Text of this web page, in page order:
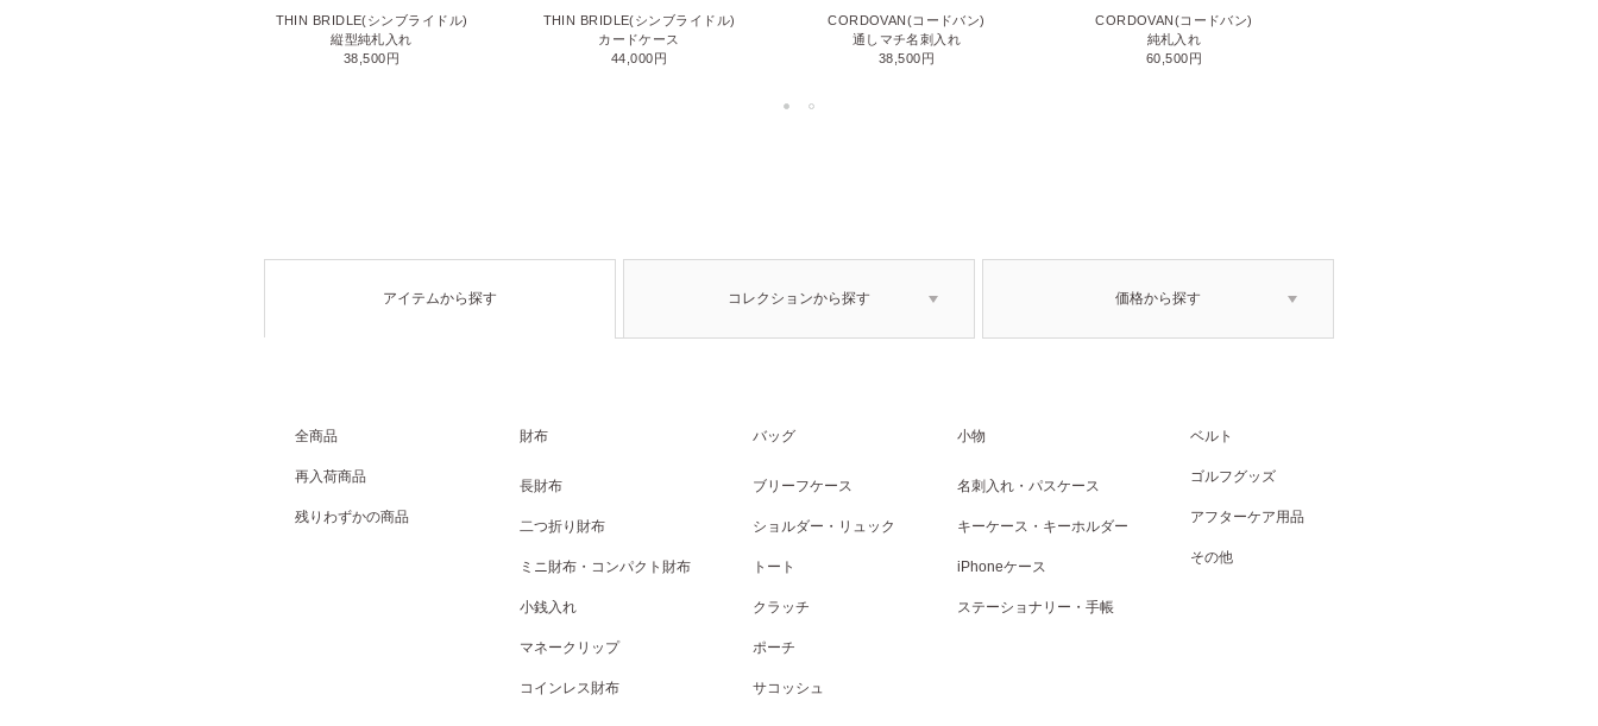
THIN BRIDLE(シンブライドル)
縦型純札入れ
38,500円
THIN BRIDLE(シンブライドル)
カードケース
44,000円
CORDOVAN(コードバン)
通しマチ名刺入れ
38,500円
CORDOVAN(コードバン)
純札入れ
60,500円
アイテムから探す コレクションから探す 価格から探す
全商品
再入荷商品
残りわずかの商品
財布
長財布
二つ折り財布
ミニ財布・コンパクト財布
小銭入れ
マネークリップ
コインレス財布
バッグ
ブリーフケース
ショルダー・リュック
トート
クラッチ
ポーチ
サコッシュ
小物
名刺入れ・パスケース
キーケース・キーホルダー
iPhoneケース
ステーショナリー・手帳
ベルト
ゴルフグッズ
アフターケア用品
その他